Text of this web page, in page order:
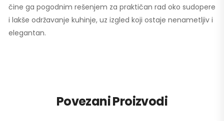
čine ga pogodnim rešenjem za praktičan rad oko sudopere
i lakše održavanje kuhinje, uz izgled koji ostaje nenametljiv i
elegantan.
Povezani Proizvodi